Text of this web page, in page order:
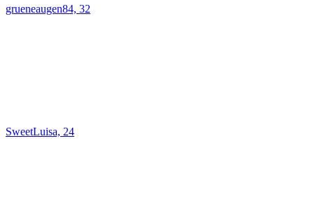
grueneaugen84, 32
SweetLuisa, 24